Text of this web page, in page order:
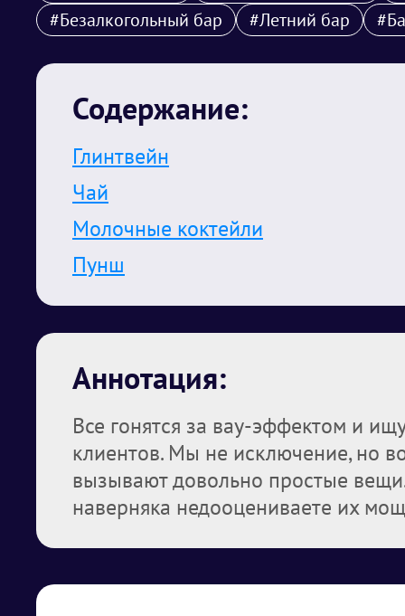
#Безалкогольный бар
#Летний бар
Содержание:
Глинтвейн
Чай
Молочные коктейли
Пунш
Аннотация:
Все гонятся за вау-эффектом и
клиентов. Мы не исключение, но
вызывают довольно простые
наверняка недооцениваете их